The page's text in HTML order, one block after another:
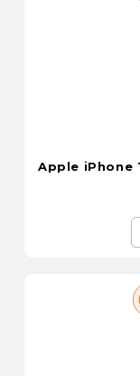
Apple iPhone